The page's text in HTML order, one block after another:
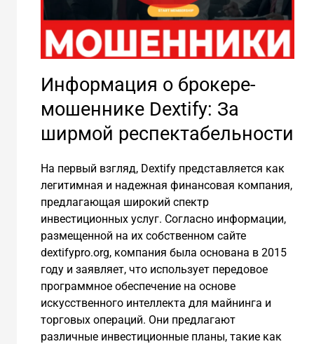
Информация о брокере-
мошеннике Dextify: За
ширмой респектабельности
На первый взгляд, Dextify представляется как
легитимная и надежная финансовая компания,
предлагающая широкий спектр
инвестиционных услуг. Согласно информации,
размещенной на их собственном сайте
dextifypro.org, компания была основана в 2015
году и заявляет, что использует передовое
программное обеспечение на основе
искусственного интеллекта для майнинга и
торговых операций. Они предлагают
различные инвестиционные планы, такие как